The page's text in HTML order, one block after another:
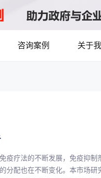
解目标领域和市场情况，发
咨询案例 关于我
疫疗法的不断发展，免疫抑
分配也在不断变化。本市场